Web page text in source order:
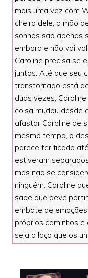
mais uma vez com
cheiro dele, a mão
sonhos são apenas
embora e não vai
Caroline precisa se
juntos. Até que seu
transtornado está
duas vezes,
coisa mudou desde
afastar Caroline de
mesmo tempo, o
parece ter ficado
estiveram
mas não se
ninguém. Caroline
sabe que deve
embate de
próprios caminhos e
seja o laço que os